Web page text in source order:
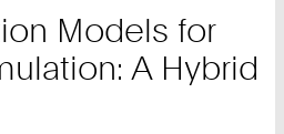
Models for
A Hybrid